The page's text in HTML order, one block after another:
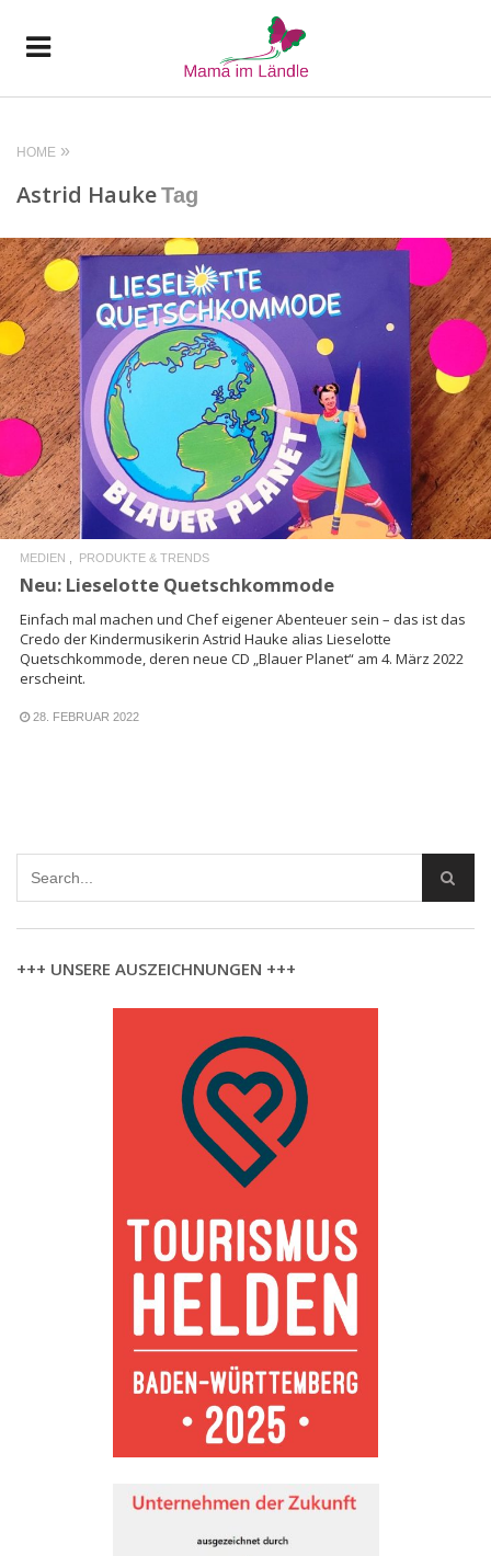
HOME
Astrid HaukeTag
READ MORE
MEDIEN PRODUKTE & TRENDS
Neu: Lieselotte Quetschkommode
Einfach mal machen und Chef eigener Abenteuer sein – das ist das
Credo der Kindermusikerin Astrid Hauke alias Lieselotte
Quetschkommode, deren neue CD „Blauer Planet“ am 4. März 2022
erscheint.
28. FEBRUAR 2022
+++ UNSERE AUSZEICHNUNGEN +++